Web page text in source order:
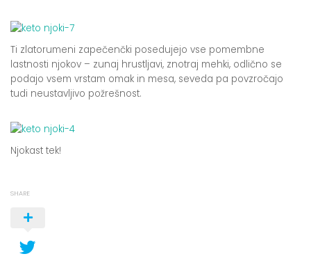
Ti zlatorumeni zapečenčki posedujejo vse pomembne
lastnosti njokov – zunaj hrustljavi, znotraj mehki, odlično se
podajo vsem vrstam omak in mesa, seveda pa povzročajo
tudi neustavljivo požrešnost.
Njokast tek!
SHARE